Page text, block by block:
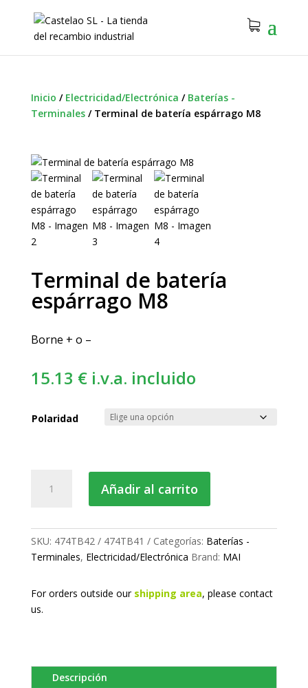
Inicio / Electricidad/Electrónica / Baterías -
Terminales/ Terminal de batería espárrago M8
Terminal de batería
espárrago M8
Borne + o –
15.13 € i.v.a. incluido
Polaridad
M8
cantidad
Añadir al carrito
SKU: 474TB42 / 474TB41 Categorías: Baterías -
Terminales, Electricidad/Electrónica Brand: MAI
For orders outside our shipping area, please contact
us.
Descripción